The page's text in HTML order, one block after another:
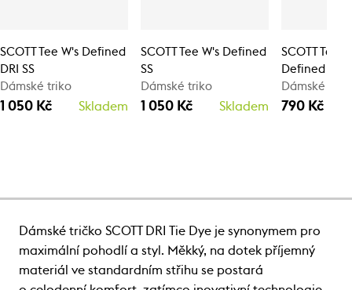
SCOTT Tee W's Defined
DRI SS
Dámské triko
1 050 Kč Skladem
SCOTT Tee W's Defined
SS
Dámské triko
1 050 Kč Skladem
SCOTT Tank
Defined LT
Dámské tílko
790 Kč
Dámské tričko SCOTT DRI Tie Dye je synonymem pro
maximální pohodlí a styl. Měkký, na dotek příjemný
materiál ve standardním střihu se postará